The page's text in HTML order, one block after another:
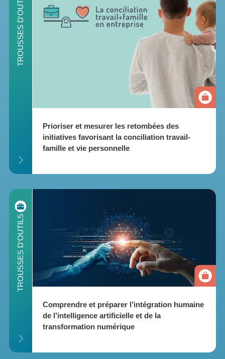
TROUSSES D'OUTILS
Prioriser et mesurer les retombées des
initiatives favorisant la conciliation travail-
famille et vie personnelle
TROUSSES D'OUTILS
Comprendre et préparer l’intégration humaine
de l’intelligence artificielle et de la
transformation numérique